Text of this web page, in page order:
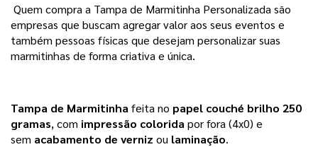
Quem compra a Tampa de Marmitinha Personalizada são
empresas que buscam agregar valor aos seus eventos e
também pessoas físicas que desejam personalizar suas
marmitinhas de forma criativa e única.
Tampa de Marmitinha feita no papel couché brilho 250
gramas, com impressão colorida por fora (4x0) e
sem acabamento de verniz ou laminação.